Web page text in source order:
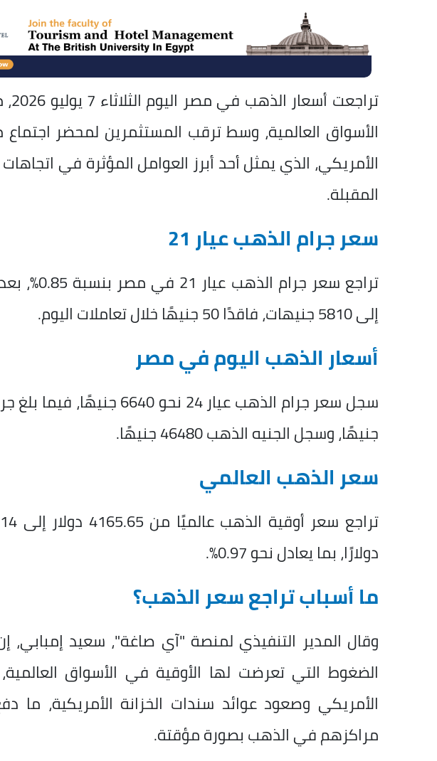
الأسواق العالمية، وسط ترقب المستثمرين لمحضر
الأمريكي، الذي يمثل أحد أبرز العوامل المؤثرة في
المقبلة.
سعر جرام الذهب عيار 21
إلى 5810 جنيهات، فاقدًا 50 جنيهًا خلال تعاملات اليوم.
أسعار الذهب اليوم في مصر
جنيهًا، وسجل الجنيه الذهب 46480 جنيهًا.
سعر الذهب العالمي
دولارًا، بما يعادل نحو 0.97%.
ما أسباب تراجع سعر الذهب؟
وقال المدير التنفيذي لمنصة "آي صاغة"، سعيد إمبابي،
الضغوط التي تعرضت لها الأوقية في الأسواق العالمية،
الأمريكي وصعود عوائد سندات الخزانة الأمريكية، ما
مراكزهم في الذهب بصورة مؤقتة.